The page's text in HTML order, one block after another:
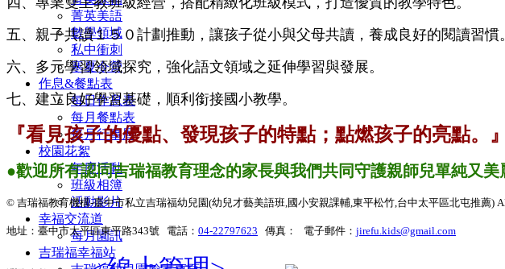
菁英美語
數學領域
私中衝刺
寒夏令營
作息&餐點表
每日作息表
每月餐點表
每月行事曆
校園花絮
年度活動
班級相簿
活動影片
幸福交流道
每月園訊
吉瑞福幸福站
五、親子共讀１５０計劃推動，讓孩子從小與父母共讀，養成良好的閱讀習慣。
六、多元學習領域探究，強化語文領域之延伸學習與發展。
七、建立良好學習基礎，順利銜接國小教學。
『看見孩子的優點、發現孩子的特點；點燃孩子的亮點。』
●歡迎所有認同吉瑞福教育理念的家長與我們共同守護親師兒單純又美
© 吉瑞福教育機構-臺中市私立吉瑞福幼兒園(幼兒才藝美語班,國小安親課輔,東平松竹,台中太平區北屯推薦)
地址：臺中市太平區東平路343號 電話： 04-22797623 傳真： 電子郵件： jirefu.kids@gmail.com